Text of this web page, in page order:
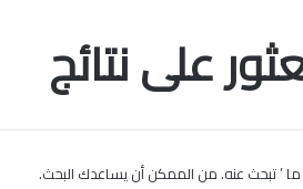
على نتائج
ما ’ تبحث عنه. من الممكن أن يساعدك البحث.